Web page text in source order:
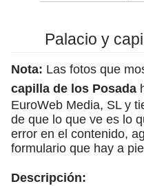
Palacio y
Nota: Las fotos que
capilla de los Posada
EuroWeb Media, SL y
de que lo que ve es lo
error en el contenido,
formulario que hay a
Descripción: